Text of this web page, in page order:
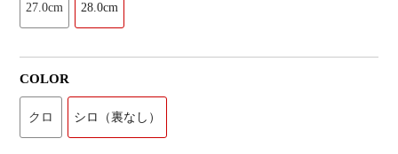
27.0cm 28.0cm
COLOR
クロ シロ（裏なし）